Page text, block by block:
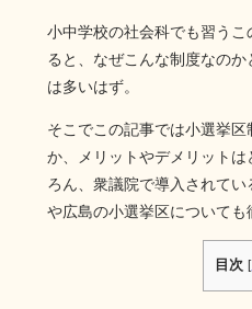
小中学校の社会科でも習う
ると、なぜこんな制度なの
は多いはず。
そこでこの記事では小選挙
か、メリットやデメリット
ろん、衆議院で導入されて
や広島の小選挙区についても
目次 [